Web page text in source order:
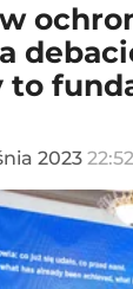
to
2023 22:52